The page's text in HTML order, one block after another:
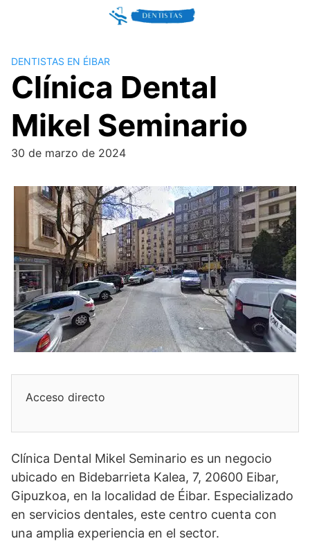
DENTISTAS EN ÉIBAR
Clínica Dental
Mikel Seminario
30 de marzo de 2024
Acceso directo
Clínica Dental Mikel Seminario es un negocio
ubicado en Bidebarrieta Kalea, 7, 20600 Eibar,
Gipuzkoa, en la localidad de Éibar. Especializado
en servicios dentales, este centro cuenta con
una amplia experiencia en el sector.